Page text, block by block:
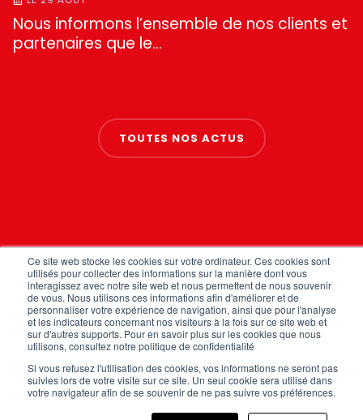
Ce site web stocke les cookies sur votre ordinateur. Ces cookies sont
utilisés pour collecter des informations sur la manière dont vous
interagissez avec notre site web et nous permettent de nous souvenir
de vous. Nous utilisons ces informations afin d'améliorer et de
personnaliser votre expérience de navigation, ainsi que pour l'analyse
et les indicateurs concernant nos visiteurs à la fois sur ce site web et
sur d'autres supports. Pour en savoir plus sur les cookies que nous
utilisons, consultez notre politique de confidentialité
Si vous refusez l'utilisation des cookies, vos informations ne seront pas
suivies lors de votre visite sur ce site. Un seul cookie sera utilisé dans
votre navigateur afin de se souvenir de ne pas suivre vos préférences.
Nous informons l’ensemble de nos clients et
partenaires que le…
TOUTES NOS ACTUS
FAQ
Mentions légales
Politique de confidentialité
Plan du site
Cookies (EU)